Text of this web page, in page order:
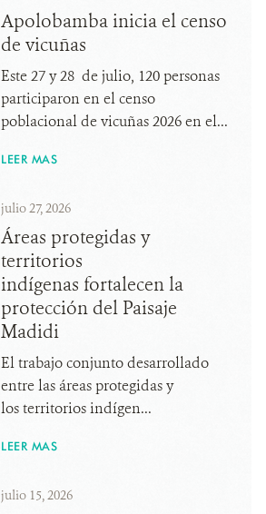
Apolobamba inicia el censo
de vicuñas
Este 27 y 28 de julio, 120 personas
participaron en el censo
poblacional de vicuñas 2026 en el...
LEER MAS
julio 27, 2026
Áreas protegidas y
territorios
indígenas fortalecen la
protección del Paisaje
Madidi
El trabajo conjunto desarrollado
entre las áreas protegidas y
los territorios indígen...
LEER MAS
julio 15, 2026